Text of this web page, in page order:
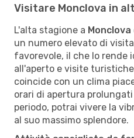
Visitare Monclova in
L'alta stagione a Monclova
un numero elevato di
favorevole, il che lo rende
all'aperto e visite
coincide con un clima
orari di apertura
periodo, potrai vivere la
al suo massimo splendore.